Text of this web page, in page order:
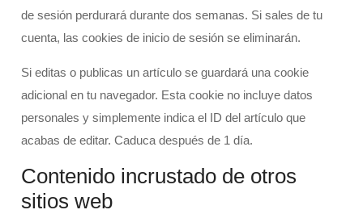
de sesión perdurará durante dos semanas. Si sales de tu
cuenta, las cookies de inicio de sesión se eliminarán.
Si editas o publicas un artículo se guardará una cookie
adicional en tu navegador. Esta cookie no incluye datos
personales y simplemente indica el ID del artículo que
acabas de editar. Caduca después de 1 día.
Contenido incrustado de otros
sitios web